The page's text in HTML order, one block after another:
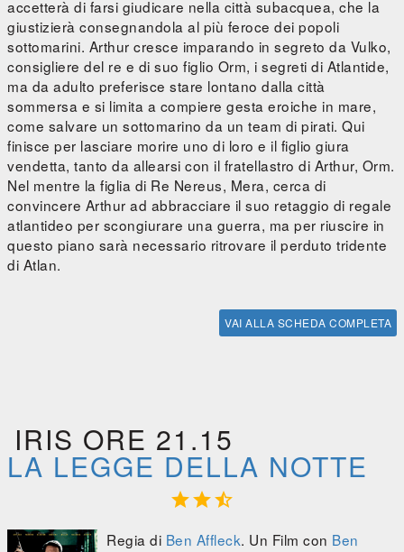
accetterà di farsi giudicare nella città subacquea, che la
giustizierà consegnandola al più feroce dei popoli
sottomarini. Arthur cresce imparando in segreto da Vulko,
consigliere del re e di suo figlio Orm, i segreti di Atlantide,
ma da adulto preferisce stare lontano dalla città
sommersa e si limita a compiere gesta eroiche in mare,
come salvare un sottomarino da un team di pirati. Qui
finisce per lasciare morire uno di loro e il figlio giura
vendetta, tanto da allearsi con il fratellastro di Arthur, Orm.
Nel mentre la figlia di Re Nereus, Mera, cerca di
convincere Arthur ad abbracciare il suo retaggio di regale
atlantideo per scongiurare una guerra, ma per riuscire in
questo piano sarà necessario ritrovare il perduto tridente
di Atlan.
VAI ALLA SCHEDA COMPLETA
IRIS ORE 21.15
LA LEGGE DELLA NOTTE

Regia di Ben Affleck. Un Film con Ben